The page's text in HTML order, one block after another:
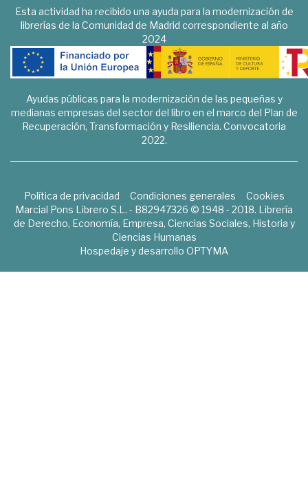
Esta actividad ha recibido una ayuda para la modernización de
librerías de la Comunidad de Madrid correspondiente al año
2024
Ayudas públicas para la modernización de las pequeñas y
medianas empresas del sector del libro en el marco del Plan de
Recuperación, Transformación y Resiliencia. Convocatoria
2022.
Política de privacidad Condiciones generales
Cookies
Marcial Pons Librero S.L. - B82947326 © 1948 - 2018. Librería
de Derecho, Economía, Empresa, Ciencias Sociales, Historia y
Ciencias Humanas
Hospedaje y desarrollo OPTYMA